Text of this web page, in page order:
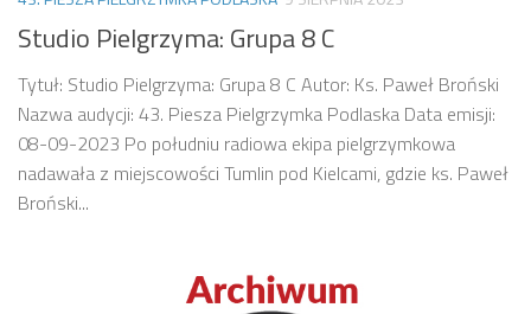
Studio Pielgrzyma: Grupa 8 C
Tytuł: Studio Pielgrzyma: Grupa 8 C Autor: Ks. Paweł Broński
Nazwa audycji: 43. Piesza Pielgrzymka Podlaska Data emisji:
08-09-2023 Po południu radiowa ekipa pielgrzymkowa
nadawała z miejscowości Tumlin pod Kielcami, gdzie ks. Paweł
Broński...